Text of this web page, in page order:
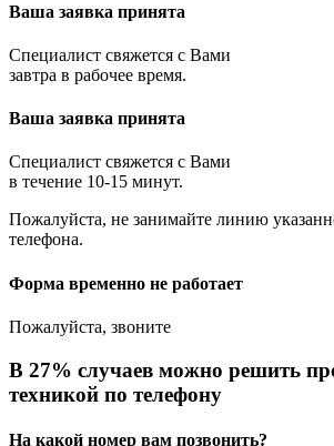
Ваша заявка принята
Специалист свяжется с Вами
завтра в рабочее время.
Ваша заявка принята
Специалист свяжется с Вами
в течение 10-15 минут.
Пожалуйста, не занимайте линию
телефона.
Форма временно не работает
Пожалуйста, звоните
В 27% случаев можно решить
техникой по телефону
На какой номер вам позвонить?